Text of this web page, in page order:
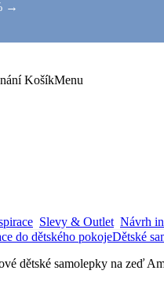
→
KošíkMenu
Slevy & Outlet Návrh
do dětského pokojeDětské